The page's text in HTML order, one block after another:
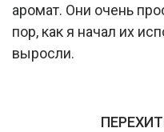
аромат. Они очень
пор, как я начал их
выросли.